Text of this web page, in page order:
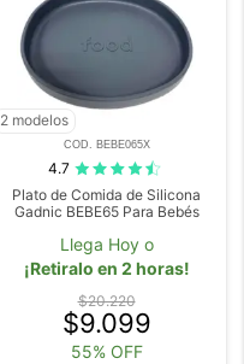
2 modelos
COD. BEBE065X
4.7
Plato de Comida de Silicona
Gadnic BEBE65 Para Bebés
Llega Hoy o
¡Retiralo en 2 horas!
$20.220
$9.099
55% OFF